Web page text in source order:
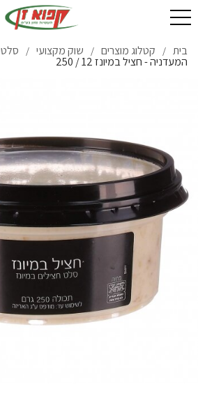
בית / קטלוג מוצרים / שוק מקצועי /
המעדניה - חציל במיונז 12 / 250